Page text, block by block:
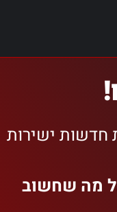
חדשות ישירות
מה שחשוב